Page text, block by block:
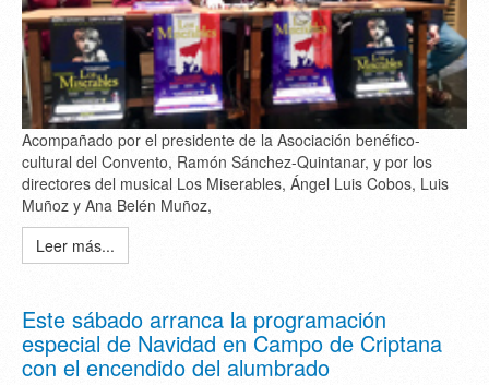
Acompañado por el presidente de la Asociación benéfico-
cultural del Convento, Ramón Sánchez-Quintanar, y por los
directores del musical Los Miserables, Ángel Luis Cobos, Luis
Muñoz y Ana Belén Muñoz,
Leer más...
Este sábado arranca la programación
especial de Navidad en Campo de Criptana
con el encendido del alumbrado